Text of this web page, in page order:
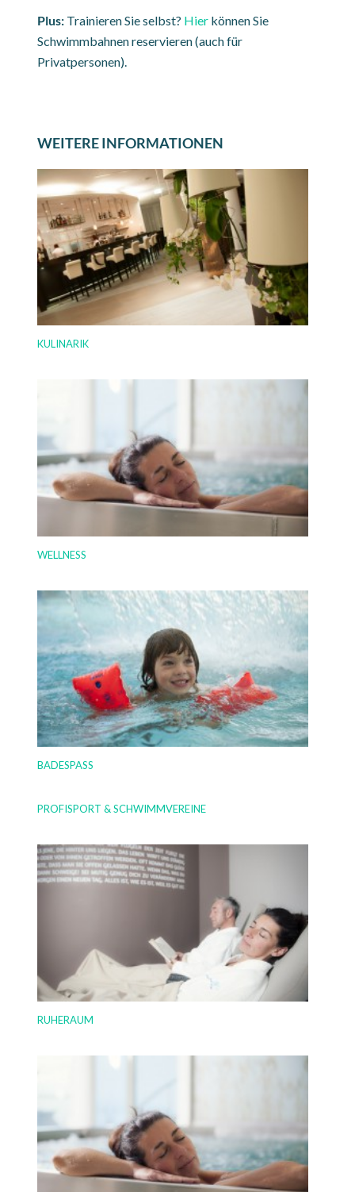
Plus:Trainieren Sie selbst? Hier können Sie
Schwimmbahnen reservieren (auch für
Privatpersonen).
WEITERE INFORMATIONEN
KULINARIK
WELLNESS
BADESPASS
PROFISPORT & SCHWIMMVEREINE
RUHERAUM